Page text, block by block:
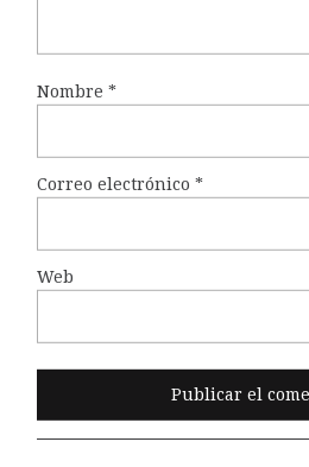
Nombre *
Correo electrónico *
Web